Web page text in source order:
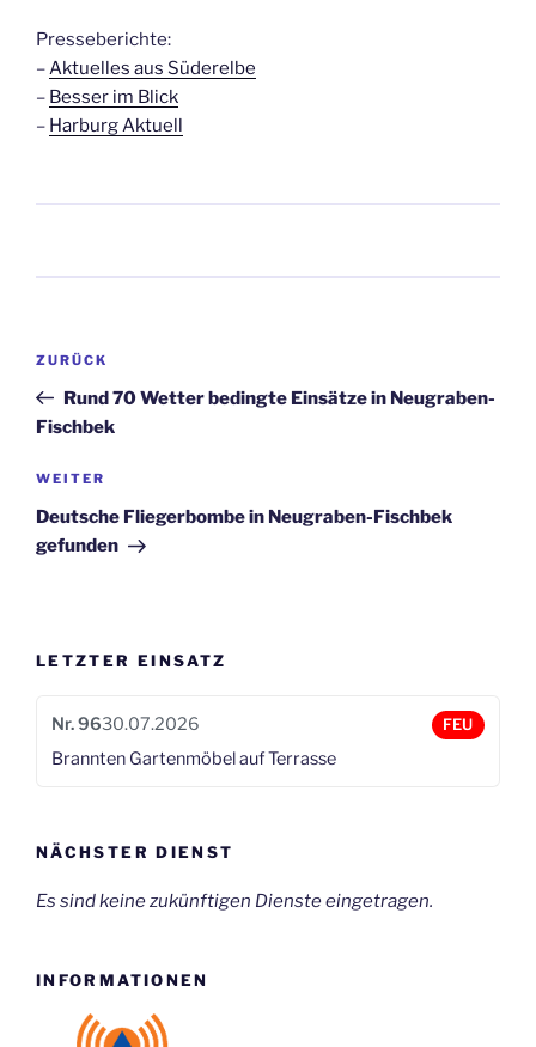
Presseberichte:
–Aktuelles aus Süderelbe
– Besser im Blick
– Harburg Aktuell
Beitragsnavigation
Vorheriger
Beitrag
ZURÜCK
Rund 70 Wetter bedingte Einsätze in Neugraben-
Fischbek
Nächster
Beitrag
WEITER
Deutsche Fliegerbombe in Neugraben-Fischbek
gefunden
LETZTER EINSATZ
Nr. 9630.07.2026 FEU
Brannten Gartenmöbel auf Terrasse
NÄCHSTER DIENST
Es sind keine zukünftigen Dienste eingetragen.
INFORMATIONEN